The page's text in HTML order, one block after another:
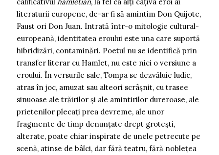
literaturii europene, de-ar fi să amintim Don Quijote,
Faust ori Don Juan. Intrată într-o mitologie cultural-
europeană, identitatea eroului este una care suportă
hibridizări, contaminări. Poetul nu se identifică prin
transfer literar cu Hamlet, nu este nici o versiune a
eroului. În versurile sale, Tompa se dezvăluie ludic,
atras în joc, amuzat sau alteori scrâșnit, cu trasee
sinuoase ale trăirilor și ale amintirilor dureroase, ale
prietenilor plecați prea devreme, ale unor
fragmente de timp denunțate drept grotești,
alterate, poate chiar inspirate de unele petrecute pe
scenă, atinse de bâlci, dar fără teatru, fără noblețea